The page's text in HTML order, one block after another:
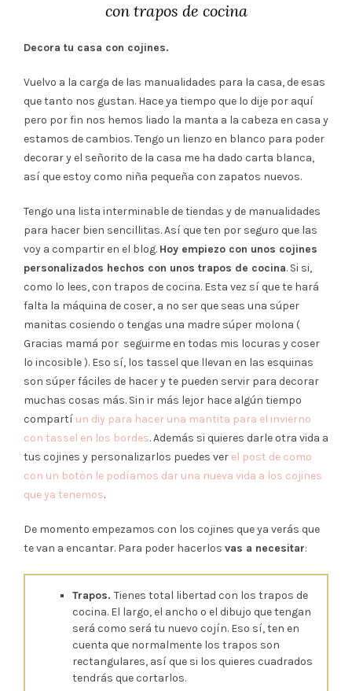
con trapos de cocina
Decora tu casa con cojines.
Vuelvo a la carga de las manualidades para la casa, de esas
que tanto nos gustan. Hace ya tiempo que lo dije por aquí
pero por fin nos hemos liado la manta a la cabeza en casa y
estamos de cambios. Tengo un lienzo en blanco para poder
decorar y el señorito de la casa me ha dado carta blanca,
así que estoy como niña pequeña con zapatos nuevos.
Tengo una lista interminable de tiendas y de manualidades
para hacer bien sencillitas. Así que ten por seguro que las
voy a compartir en el blog. Hoy empiezo con unos cojines
personalizados hechos con unos trapos de cocina. Si si,
como lo lees, con trapos de cocina. Esta vez sí que te hará
falta la máquina de coser, a no ser que seas una súper
manitas cosiendo o tengas una madre súper molona (
Gracias mamá por seguirme en todas mis locuras y coser
lo incosible ). Eso sí, los tassel que llevan en las esquinas
son súper fáciles de hacer y te pueden servir para decorar
muchas cosas más. Sin ir más lejor hace algún tiempo
compartí un diy para hacer una mantita para el invierno
con tassel en los bordes. Además si quieres darle otra vida a
tus cojines y personalizarlos puedes ver el post de como
con un botón le podíamos dar una nueva vida a los cojines
que ya tenemos.
De momento empezamos con los cojines que ya verás que
te van a encantar. Para poder hacerlos vas a necesitar:
Trapos. Tienes total libertad con los trapos de
cocina. El largo, el ancho o el dibujo que tengan
será como será tu nuevo cojín. Eso sí, ten en
cuenta que normalmente los trapos son
rectangulares, así que si los quieres cuadrados
tendrás que cortarlos.